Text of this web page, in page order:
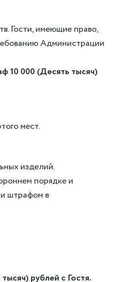
Гости, имеющие право,
Администрации
10 000 (Десять тысяч)
мест.
изделий.
порядке и
и штрафом в
рублей с Гостя.